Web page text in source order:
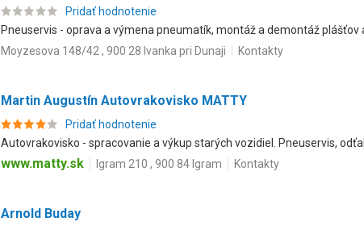
Pridať hodnotenie
Pneuservis - oprava a výmena pneumatík, montáž a demontáž plášťov
Moyzesova 148/42 , 900 28 Ivanka pri Dunaji
Kontakty
Martin Augustín Autovrakovisko MATTY
Pridať hodnotenie
Autovrakovisko - spracovanie a výkup starých vozidiel. Pneuservis,
www.matty.sk Igram 210 , 900 84 Igram Kontakty
Arnold Buday